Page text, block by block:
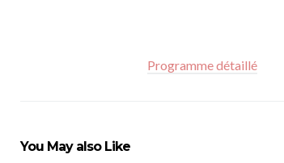
Programme détaillé
You May also Like